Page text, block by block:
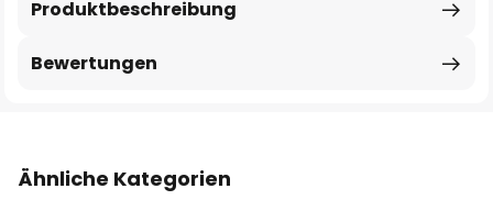
Produktbeschreibung
Bewertungen
Ähnliche Kategorien